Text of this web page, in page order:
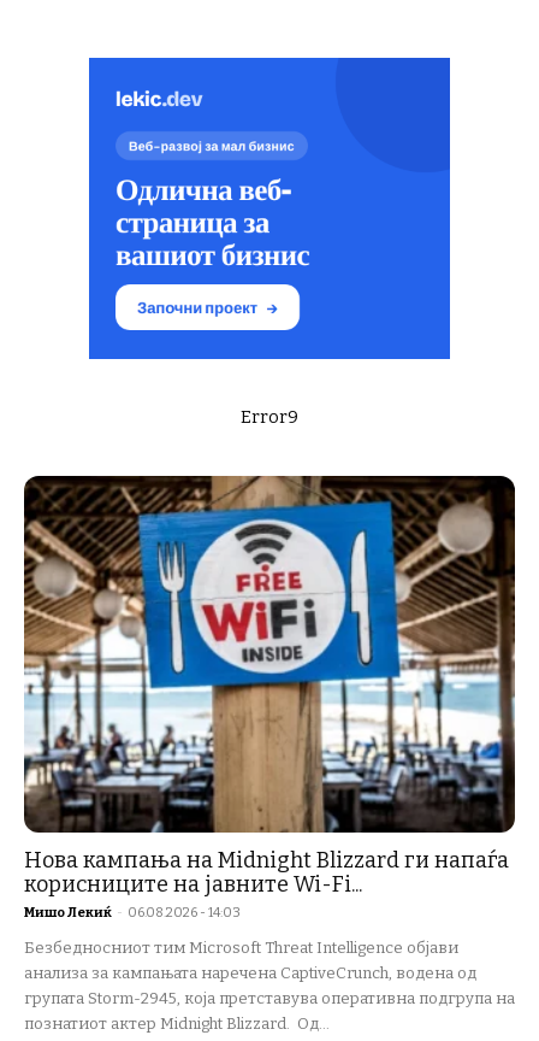
Error9
Нова кампања на Midnight Blizzard ги напаѓа
корисниците на јавните Wi-Fi...
Мишо Лекиќ - 06.08.2026 - 14:03
Безбедносниот тим Microsoft Threat Intelligence објави
анализа за кампањата наречена CaptiveCrunch, водена од
групата Storm-2945, која претставува оперативна подгрупа на
познатиот актер Midnight Blizzard. Од...